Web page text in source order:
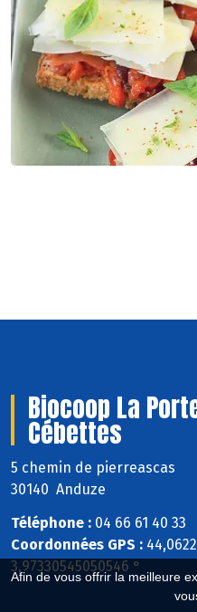
Afin de vous offrir la meilleure
Biocoop La
Cébettes
5 chemin de pierreascas
30140 Anduze
Téléphone : 04 66 61 40 33
Coordonnées GPS :
3,97330545050546 °